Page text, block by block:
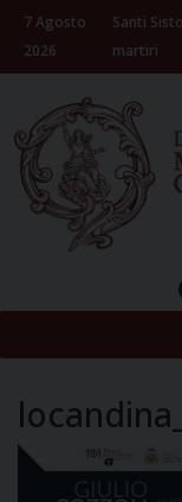
Skip
content
7 Agosto
2026
Santi
martiri